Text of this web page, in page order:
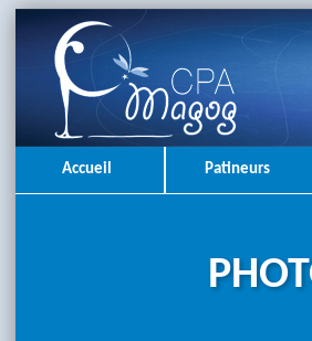
Accueil Patineurs